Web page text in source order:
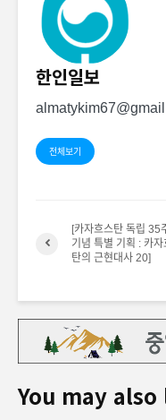
한인일보
전체보기
[카자흐스탄 독립 35
기념 특별 기획 : 카자
탄의 근현대사 20]
You may